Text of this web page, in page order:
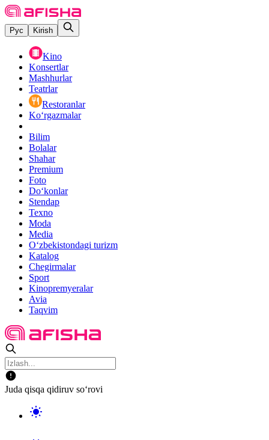
Рус Kirish
Kino
Konsertlar
Mashhurlar
Teatrlar
Restoranlar
Ko‘rgazmalar
Bilim
Bolalar
Shahar
Premium
Foto
Do‘konlar
Stendap
Texno
Moda
Media
O‘zbekistondagi turizm
Katalog
Chegirmalar
Sport
Kinopremyeralar
Avia
Taqvim
Juda qisqa qidiruv so‘rovi